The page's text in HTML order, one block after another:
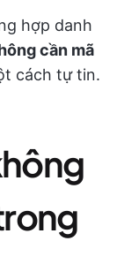
hợp danh
cần mã
cách tự tin.